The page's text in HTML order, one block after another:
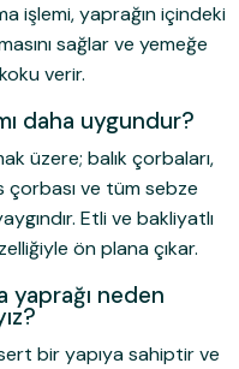
işlemi, yaprağın içindeki
sağlar ve yemeğe
verir.
daha uygundur?
üzere; balık çorbaları,
ve tüm sebze
Etli ve bakliyatlı
ön plana çıkar.
yaprağı neden
bir yapıya sahiptir ve